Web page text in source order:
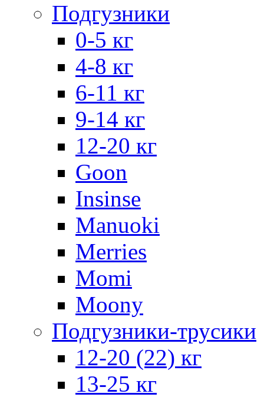
Подгузники
0-5 кг
4-8 кг
6-11 кг
9-14 кг
12-20 кг
Goon
Insinse
Manuoki
Merries
Momi
Moony
Подгузники-трусики
12-20 (22) кг
13-25 кг